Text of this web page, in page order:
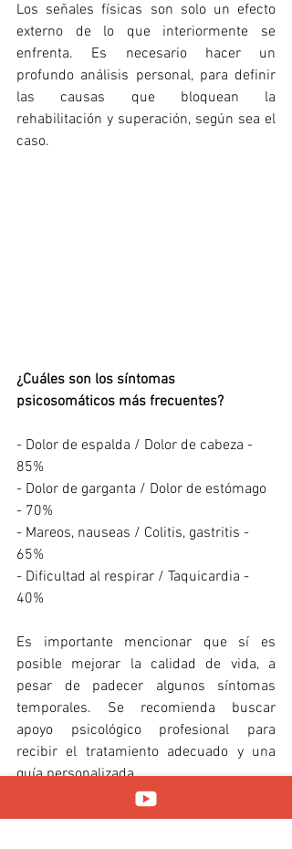
Los señales físicas son solo un efecto
externo de lo que interiormente se
enfrenta. Es necesario hacer un
profundo análisis personal, para definir
las causas que bloquean la
rehabilitación y superación, según sea el
caso.
¿Cuáles son los síntomas
psicosomáticos más frecuentes?
- Dolor de espalda / Dolor de cabeza -
85%
- Dolor de garganta / Dolor de estómago
- 70%
- Mareos, nauseas / Colitis, gastritis -
65%
- Dificultad al respirar / Taquicardia -
40%
Es importante mencionar que sí es
posible mejorar la calidad de vida, a
pesar de padecer algunos síntomas
temporales. Se recomienda buscar
apoyo psicológico profesional para
recibir el tratamiento adecuado y una
guía personalizada.
¿Te gustaría conocer más sobre el tema?